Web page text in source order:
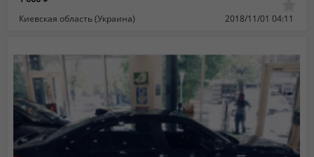
Киевская область (Украина) 2018/11/01 04:11